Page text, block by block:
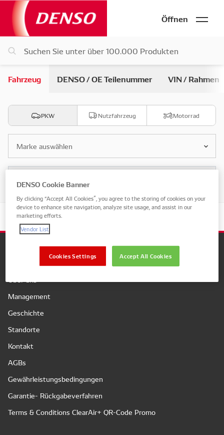
Öffnen
Fahrzeug DENSO / OE Teilenummer VIN / Rahmen
PKW Nutzfahrzeug Motorrad
Marke auswählen
Unternehmen
Über uns
Management
Geschichte
Standorte
Kontakt
AGBs
Gewährleistungsbedingungen
Garantie- Rückgabeverfahren
Terms & Conditions ClearAir+ QR-Code Promo
DENSO Cookie Banner
By clicking “Accept All Cookies”, you agree to the storing of cookies on your
device to enhance site navigation, analyze site usage, and assist in our
marketing efforts.
Vendor List
Accept All Cookies
Cookies Settings